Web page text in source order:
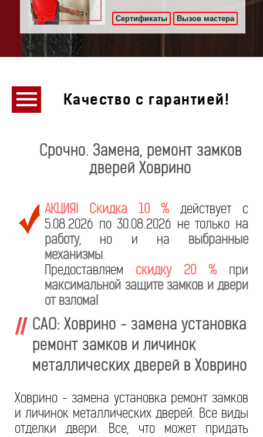
Сертификаты Вызов мастера
Качество с гарантией!
Срочно. Замена, ремонт замков
дверей Ховрино
АКЦИЯ! Скидка 10 % действует с
5.08.2026 по 30.08.2026 не только на
работу, но и на выбранные
механизмы.
Предоставляем скидку 20 % при
максимальной защите замков и двери
от взлома!
САО: Ховрино - замена установка
ремонт замков и личинок
металлических дверей в Ховрино
Ховрино - замена установка ремонт замков
и личинок металлических дверей. Все виды
отделки двери. Все, что может придать